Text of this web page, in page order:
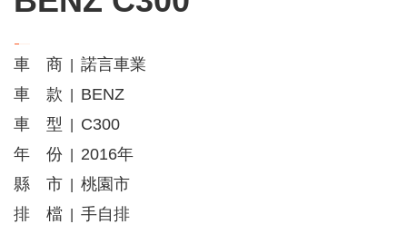
車 商
諾言車業
車 款
BENZ
車 型
C300
年 份
2016年
縣 市
桃園市
排 檔
手自排